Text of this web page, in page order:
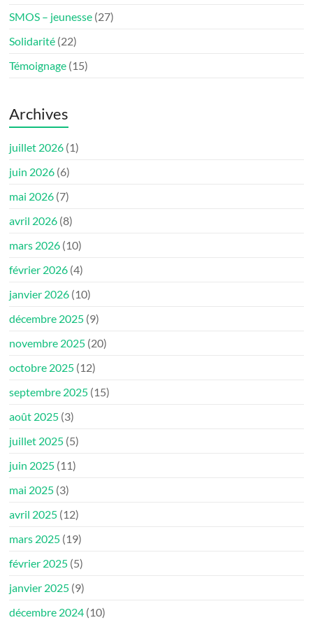
SMOS – jeunesse (27)
Solidarité (22)
Témoignage (15)
Archives
juillet 2026 (1)
juin 2026 (6)
mai 2026 (7)
avril 2026 (8)
mars 2026 (10)
février 2026 (4)
janvier 2026 (10)
décembre 2025 (9)
novembre 2025 (20)
octobre 2025 (12)
septembre 2025 (15)
août 2025 (3)
juillet 2025 (5)
juin 2025 (11)
mai 2025 (3)
avril 2025 (12)
mars 2025 (19)
février 2025 (5)
janvier 2025 (9)
décembre 2024 (10)